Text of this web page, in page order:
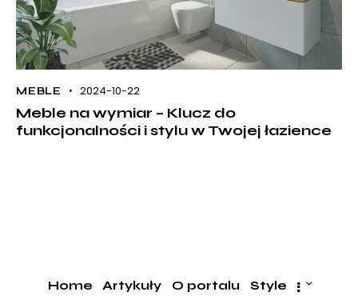
MEBLE 2024-10-22
Meble na wymiar – Klucz do
funkcjonalności i stylu w Twojej łazience
Home Artykuły O portalu Style